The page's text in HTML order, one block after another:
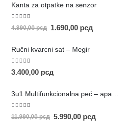
Kanta za otpatke na senzor
4.890,00рсд 1.690,00 рсд
Ručni kvarcni sat – Megir
5.00out of 5
3.400,00 рсд
11.990,00рсд 5.990,00 рсд